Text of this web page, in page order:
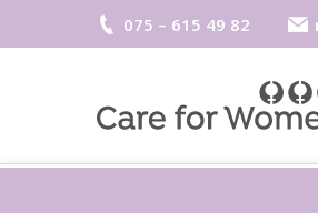
075 – 615 49 82